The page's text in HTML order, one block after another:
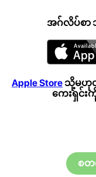
အဂ်လိပ်စာ
Apple Storeသို့မဟု
ကေးရှင်း
စတ